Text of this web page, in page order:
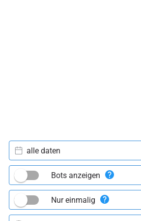
alle daten
Bots anzeigen
Nur einmalig